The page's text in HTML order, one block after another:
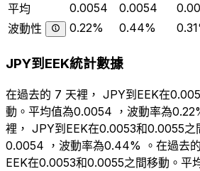
平均
0.0054 0.0054
波動性
0.22% 0.44%
JPY到EEK統計數據
在過去的 7 天裡， JPY到EEK在
動。平均值為0.0054 ，波動率為
裡， JPY到EEK在0.0053和0.0055之
0.0054 ，波動率為0.44% 。在過去
EEK在0.0053和0.0055之間移動。平